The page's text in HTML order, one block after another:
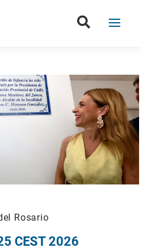
Rosario
CEST 2026